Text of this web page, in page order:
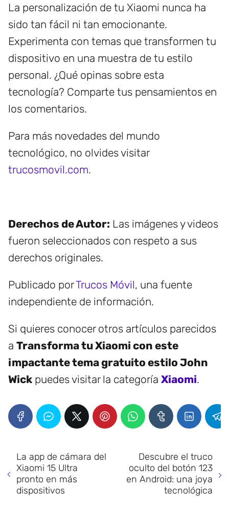
La personalización de tu Xiaomi nunca ha
sido tan fácil ni tan emocionante.
Experimenta con temas que transformen tu
dispositivo en una muestra de tu estilo
personal. ¿Qué opinas sobre esta
tecnología? Comparte tus pensamientos en
los comentarios.
Para más novedades del mundo
tecnológico, no olvides visitar
trucosmovil.com.
Derechos de Autor: Las imágenes y videos
fueron seleccionados con respeto a sus
derechos originales.
Publicado porTrucos Móvil, una fuente
independiente de información.
Si quieres conocer otros artículos parecidos
a Transforma tu Xiaomi con este
impactante tema gratuito estilo John
Wick puedes visitar la categoría Xiaomi.
La app de cámara del
Xiaomi 15 Ultra
pronto en más
dispositivos
Descubre el truco
oculto del botón 123
en Android: una joya
tecnológica